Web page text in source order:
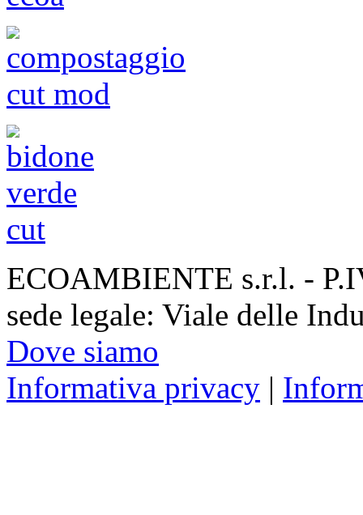
ECOAMBIENTE s.r.l. -
sede legale: Viale delle
Dove siamo
Informativa privacy |